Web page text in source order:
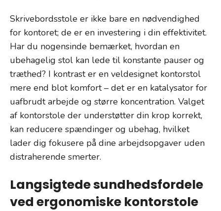
Skrivebordsstole er ikke bare en nødvendighed
for kontoret; de er en investering i din effektivitet.
Har du nogensinde bemærket, hvordan en
ubehagelig stol kan lede til konstante pauser og
træthed? I kontrast er en veldesignet kontorstol
mere end blot komfort – det er en katalysator for
uafbrudt arbejde og større koncentration. Valget
af kontorstole der understøtter din krop korrekt,
kan reducere spændinger og ubehag, hvilket
lader dig fokusere på dine arbejdsopgaver uden
distraherende smerter.
Langsigtede sundhedsfordele
ved ergonomiske kontorstole